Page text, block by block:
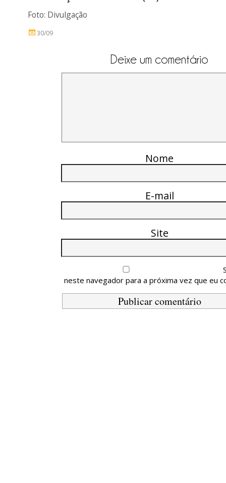
Foto: Divulgação
30/09
Deixe um comentário
Nome
E-mail
Site
neste navegador para a próxima vez que eu